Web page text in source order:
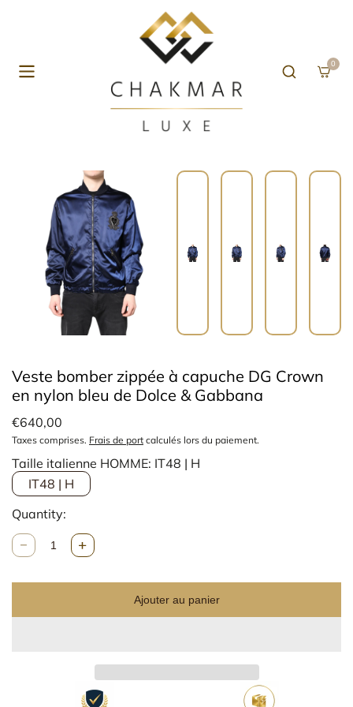
0
Veste bomber zippée à capuche DG Crown
en nylon bleu de Dolce & Gabbana
€640,00
Taxes comprises. Frais de port calculés lors du paiement.
Taille italienne HOMME: IT48 | H
IT48 | H
Quantity:
Q
a
t
Ajouter au panier